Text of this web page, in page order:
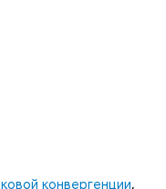
конвергенции,